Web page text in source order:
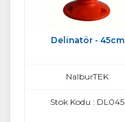
Delinatör - 45cm
NalburTEK
Stok Kodu : DL045